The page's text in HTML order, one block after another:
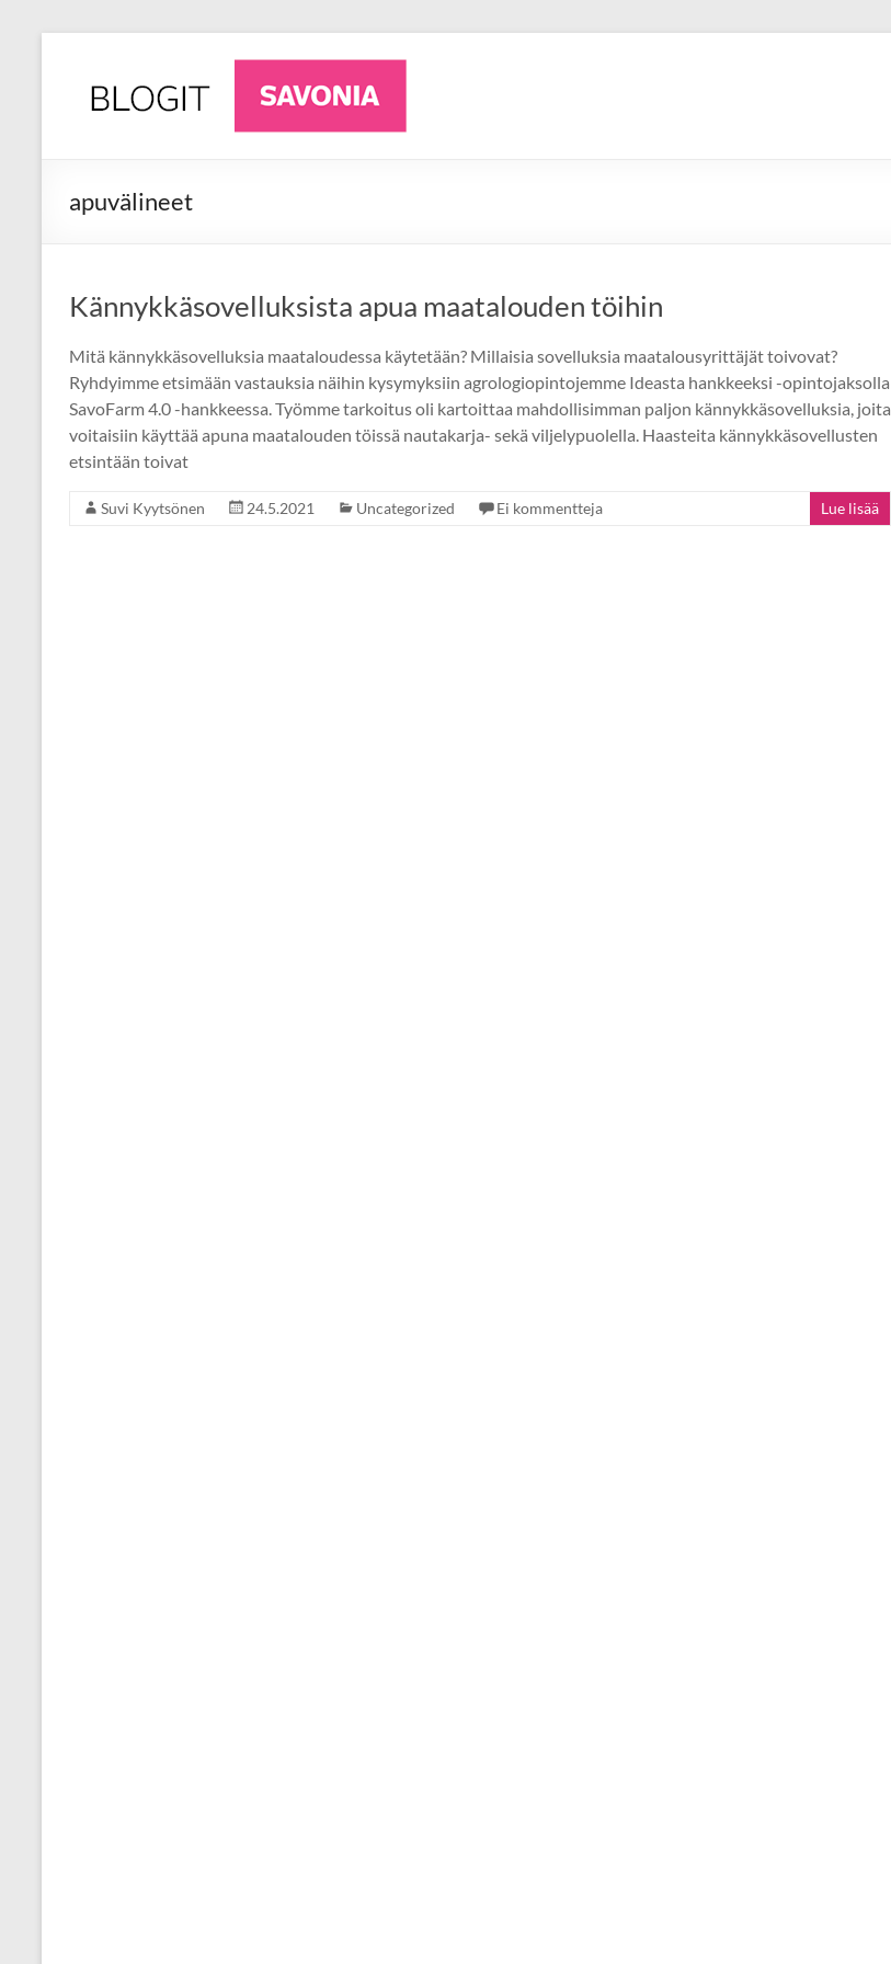
contentAgriFuture
Iisalmi
luonnonvara-
apuvälineet
Kännykkäsovelluksista apua maatalouden töihin
Mitä kännykkäsovelluksia maataloudessa käytetään? Millaisia sovelluksia maatalousyrittäjät toivovat?
Ryhdyimme etsimään vastauksia näihin kysymyksiin agrologiopintojemme Ideasta hankkeeksi -opintojaksolla
SavoFarm 4.0 -hankkeessa. Työmme tarkoitus oli kartoittaa mahdollisimman paljon kännykkäsovelluksia, joita
voitaisiin käyttää apuna maatalouden töissä nautakarja- sekä viljelypuolella. Haasteita kännykkäsovellusten
etsintään toivat
Suvi Kyytsönen 24.5.2021 Uncategorized Ei kommentteja Lue lisää